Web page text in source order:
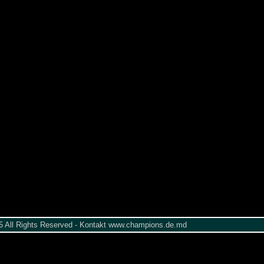
Rights Reserved - Kontakt www.champions.de.md